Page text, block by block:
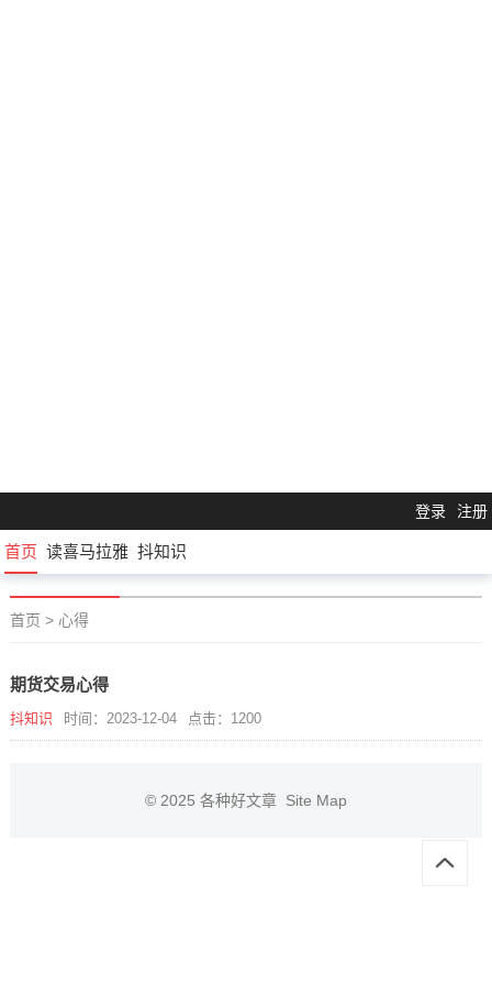
登录 注册
首页 读喜马拉雅 抖知识
首页 > 心得
期货交易心得
抖知识 时间：2023-12-04 点击：1200
© 2025 各种好文章 Site Map